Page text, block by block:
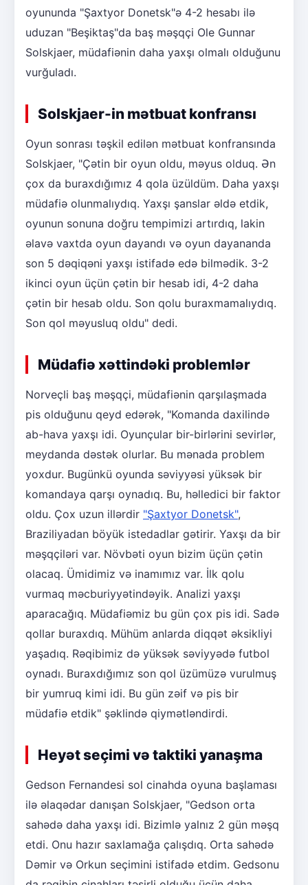
oyununda "Şaxtyor Donetsk"ə 4-2 hesabı ilə
uduzan "Beşiktaş"da baş məşqçi Ole Gunnar
Solskjaer, müdafiənin daha yaxşı olmalı olduğunu
vurğuladı.
Solskjaer-in mətbuat konfransı
Oyun sonrası təşkil edilən mətbuat konfransında
Solskjaer, "Çətin bir oyun oldu, məyus olduq. Ən
çox da buraxdığımız 4 qola üzüldüm. Daha yaxşı
müdafiə olunmalıydıq. Yaxşı şanslar əldə etdik,
oyunun sonuna doğru tempimizi artırdıq, lakin
əlavə vaxtda oyun dayandı və oyun dayananda
son 5 dəqiqəni yaxşı istifadə edə bilmədik. 3-2
ikinci oyun üçün çətin bir hesab idi, 4-2 daha
çətin bir hesab oldu. Son qolu buraxmamalıydıq.
Son qol məyusluq oldu" dedi.
Müdafiə xəttindəki problemlər
Norveçli baş məşqçi, müdafiənin qarşılaşmada
pis olduğunu qeyd edərək, "Komanda daxilində
ab-hava yaxşı idi. Oyunçular bir-birlərini sevirlər,
meydanda dəstək olurlar. Bu mənada problem
yoxdur. Bugünkü oyunda səviyyəsi yüksək bir
komandaya qarşı oynadıq. Bu, həlledici bir faktor
oldu. Çox uzun illərdir "Şaxtyor Donetsk",
Braziliyadan böyük istedadlar gətirir. Yaxşı da bir
məşqçiləri var. Növbəti oyun bizim üçün çətin
olacaq. Ümidimiz və inamımız var. İlk qolu
vurmaq məcburiyyətindəyik. Analizi yaxşı
aparacağıq. Müdafiəmiz bu gün çox pis idi. Sadə
qollar buraxdıq. Mühüm anlarda diqqət əksikliyi
yaşadıq. Rəqibimiz də yüksək səviyyədə futbol
oynadı. Buraxdığımız son qol üzümüzə vurulmuş
bir yumruq kimi idi. Bu gün zəif və pis bir
müdafiə etdik" şəklində qiymətləndirdi.
Heyət seçimi və taktiki yanaşma
Gedson Fernandesi sol cinahda oyuna başlaması
ilə əlaqədar danışan Solskjaer, "Gedson orta
sahədə daha yaxşı idi. Bizimlə yalnız 2 gün məşq
etdi. Onu hazır saxlamağa çalışdıq. Orta sahədə
Dəmir və Orkun seçimini istifadə etdim. Gedsonu